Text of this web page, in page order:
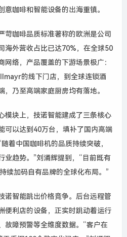
咖啡和智能设备的出海重镇。
苛咖啡品质标准著称的欧洲是公司
海外营收占比已达70%，在全球50
网络，产品覆盖的下游场景极广：
的线下门店，到全球连锁酒
，乃至高端家庭厨房均有落地。
模块上，技诺智能建成了三条核心
可以达到 40万台，填补了国内高端
随着中国咖啡机的品质持续突破，
业趋势。 ”刘涌辉提到， “ 目前既有
续加码自有品牌的全球化布局。 ”
诺智能跳出价格竞争。后台远程管
便利店的设备，正实时跳动着运行
故障预警等全维度数据。“客户在